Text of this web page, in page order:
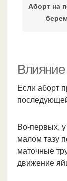
Аборт на
Если аборт
Во-первых,
малом тазу
маточные
движение